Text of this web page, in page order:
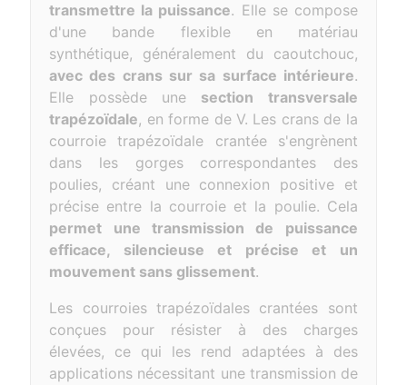
transmettre la puissance. Elle se compose
d'une bande flexible en matériau
synthétique, généralement du caoutchouc,
avec des crans sur sa surface intérieure.
Elle possède une section transversale
trapézoïdale, en forme de V. Les crans de la
courroie trapézoïdale crantée s'engrènent
dans les gorges correspondantes des
poulies, créant une connexion positive et
précise entre la courroie et la poulie. Cela
permet une transmission de puissance
efficace, silencieuse et précise et un
mouvement sans glissement.
Les courroies trapézoïdales crantées sont
conçues pour résister à des charges
élevées, ce qui les rend adaptées à des
applications nécessitant une transmission de